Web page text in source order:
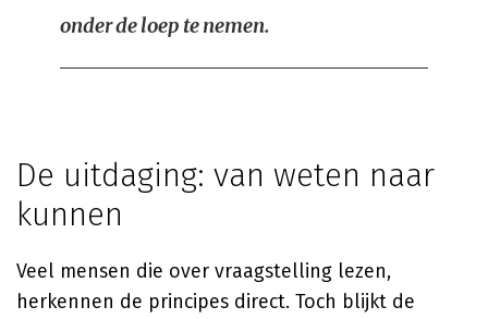
onder de loep te nemen.
De uitdaging: van weten naar
kunnen
Veel mensen die over vraagstelling lezen,
herkennen de principes direct. Toch blijkt de